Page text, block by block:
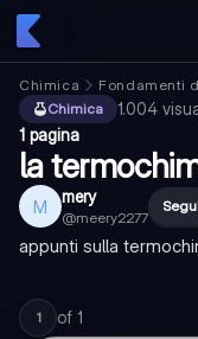
Chimica Fondamenti
Chimica
1.004
1 pagina
la
M mery
@meery2277
appunti sulla
1 of 1